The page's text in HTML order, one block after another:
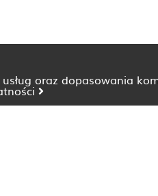
oraz dopasowania